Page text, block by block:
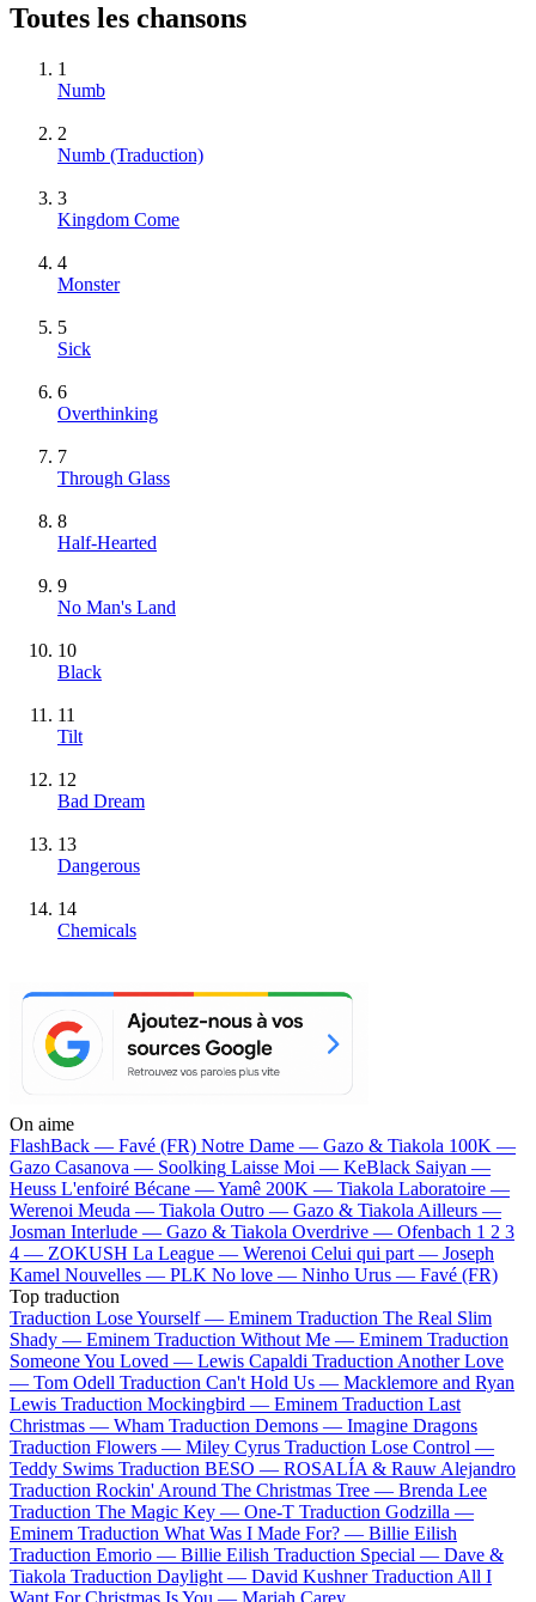
Toutes les chansons
1
Numb
2
Numb (Traduction)
3
Kingdom Come
4
Monster
5
Sick
6
Overthinking
7
Through Glass
8
Half-Hearted
9
No Man's Land
10
Black
11
Tilt
12
Bad Dream
13
Dangerous
14
Chemicals
On aime
FlashBack — Favé (FR) Notre Dame — Gazo & Tiakola 100K —
Gazo Casanova — Soolking Laisse Moi — KeBlack Saiyan —
Heuss L'enfoiré Bécane —Yamê 200K — Tiakola Laboratoire —
Werenoi Meuda — Tiakola Outro — Gazo & Tiakola Ailleurs —
Josman Interlude — Gazo & Tiakola Overdrive — Ofenbach 1 2 3
4 — ZOKUSH La League — Werenoi Celui qui part — Joseph
Kamel Nouvelles — PLK No love — Ninho Urus — Favé (FR)
Top traduction
Traduction Lose Yourself — Eminem Traduction The Real Slim
Shady — Eminem Traduction Without Me — Eminem Traduction
Someone You Loved — Lewis Capaldi Traduction Another Love
— Tom Odell Traduction Can't Hold Us — Macklemore and Ryan
Lewis Traduction Mockingbird — Eminem Traduction Last
Christmas — Wham Traduction Demons — Imagine Dragons
Traduction Flowers — Miley Cyrus Traduction Lose Control —
Teddy Swims Traduction BESO — ROSALÍA & Rauw Alejandro
Traduction Rockin' Around The Christmas Tree — Brenda Lee
Traduction The Magic Key — One-T Traduction Godzilla —
Eminem Traduction What Was I Made For? — Billie Eilish
Traduction Emorio — Billie Eilish Traduction Special — Dave &
Tiakola Traduction Daylight — David Kushner Traduction All I
Want For Christmas Is You — Mariah Carey